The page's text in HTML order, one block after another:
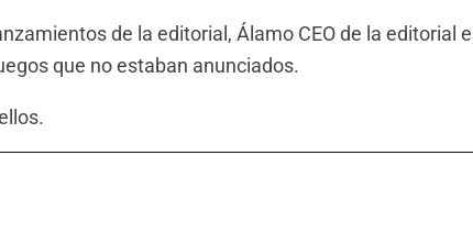
de la editorial, Álamo CEO de la editorial
que no estaban anunciados.